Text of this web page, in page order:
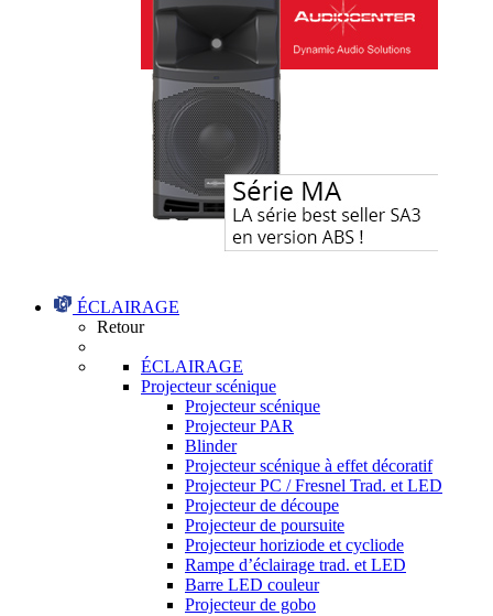
ÉCLAIRAGE
Retour
ÉCLAIRAGE
Projecteur scénique
Projecteur scénique
Projecteur PAR
Blinder
Projecteur scénique à effet décoratif
Projecteur PC / Fresnel Trad. et LED
Projecteur de découpe
Projecteur de poursuite
Projecteur horiziode et cycliode
Rampe d’éclairage trad. et LED
Barre LED couleur
Projecteur de gobo